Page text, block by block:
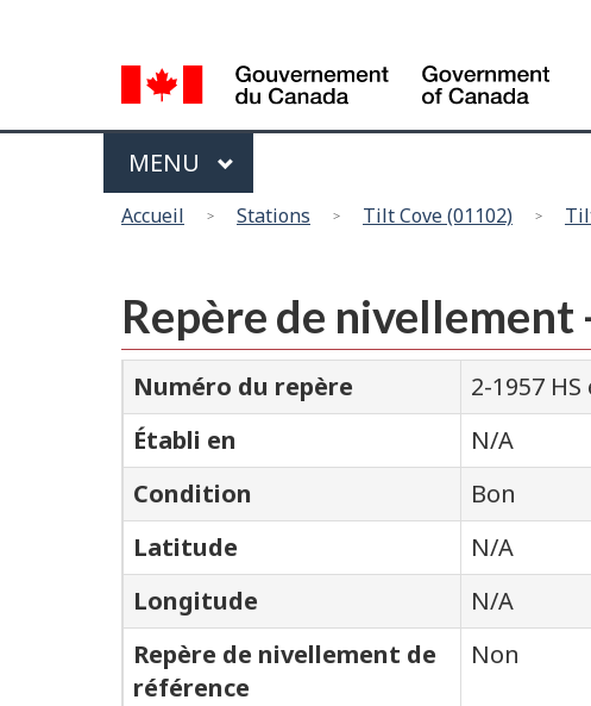
de
la
langue
Menu
MAIN
MENU
Accueil Stations Tilt Cove (01102)
Repère de nivellement
Numéro du repère
2-1957 HS
Établi en
N/A
Condition
Bon
Latitude
N/A
Longitude
N/A
Repère de nivellement de
référence
Non